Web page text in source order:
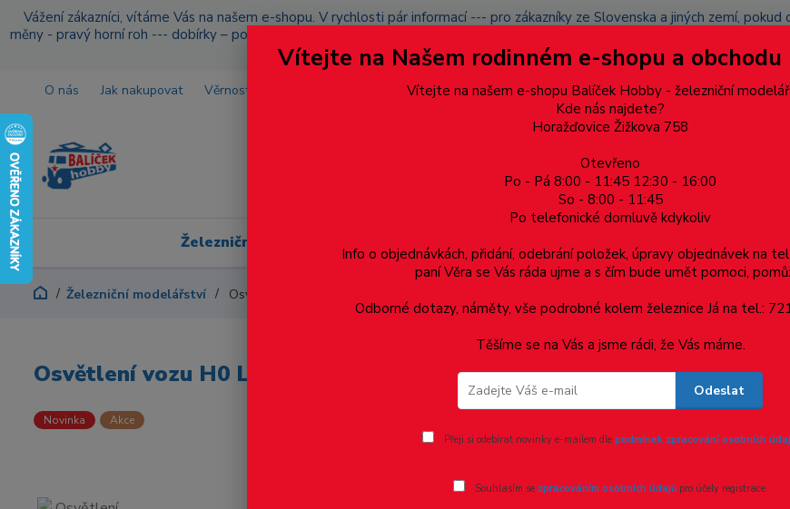
Vážení zákazníci, vítáme Vás na našem e-shopu. V rychlosti pár informací --- pro zákazníky ze Slovenska a jiných zemí,
měny - pravý horní roh --- dobírky – pokud si z nějakého důvodu zásilku nevyzvednete, bude po domluvě zaslána znovu s
přidán na blacklist a rušeny následující objednávky.
O nás Jak nakupovat Věrnostní program Doprava a platba Více
Železniční modelářství Dárkové poukazy, upomínkové předměty
Železniční modelářství Osvětlení vozu H0 LSModels Bcmz - Peli
Osvětlení vozu H0 LSModels Bcmz - Peli
Novinka Akce
Vítejte na Našem rodinném e-shopu a
Vítejte na našem e-shopu Balíček Hobby - železniční
Kde nás najdete?
Horažďovice Žižkova 758
Otevřeno
Po - Pá 8:00 - 11:45 12:30 - 16:00
So - 8:00 - 11:45
Po telefonické domluvě kdykoliv
Info o objednávkách, přidání, odebrání položek, úpravy objednávek na
paní Věra se Vás ráda ujme a s čím bude umět pomoci,
Odborné dotazy, náměty, vše podrobné kolem železnice Já na tel.:
Těšíme se na Vás a jsme rádi, že Vás máme.
Odeslat
Přeji si odebírat novinky e-mailem dle podmínek zpracování osobních
Souhlasím se zpracováním osobních údajůpro účely registrace.